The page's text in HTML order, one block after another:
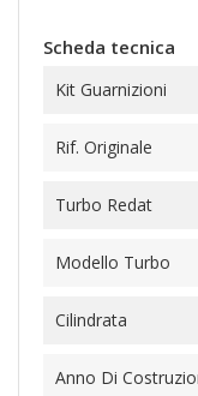
Scheda tecnica
Kit Guarnizioni
Rif. Originale
Turbo Redat
Modello Turbo
Cilindrata
Anno Di